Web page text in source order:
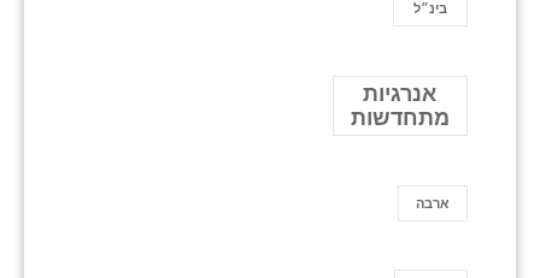
בינ״ל
אנרגיות
מתחדשות
ארבה